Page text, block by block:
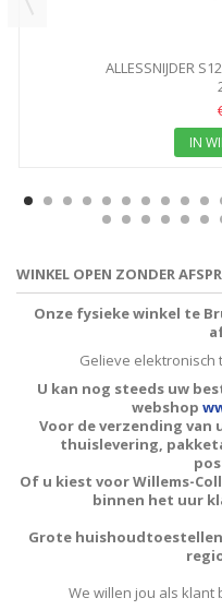
ALLESSNIJDER
IN
WINKEL OPEN ZONDER
Onze fysieke winkel te
Gelieve elektronisch
U kan nog steeds uw
webshop
Voor de verzending van
thuislevering,
Of u kiest voor Willems-
binnen het uur
Grote
We willen jou als